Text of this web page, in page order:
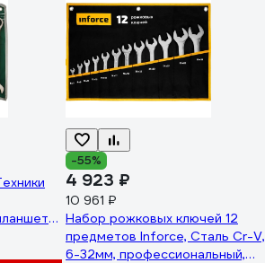
-55%
4 923 ₽
10 961 ₽
Набор рожковых ключей 12
предметов Inforce, Сталь Cr-V,
6-32мм, профессиональный,